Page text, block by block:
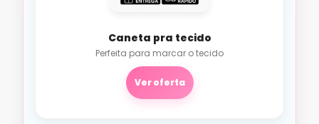
Caneta pra tecido
Perfeita para marcar o tecido
Ver oferta